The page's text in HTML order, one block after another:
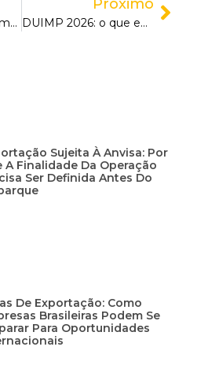
Conhecimento de embarque: entenda tudo sobre BL, AWB e CRT
Próximo
DUIMP 2026: o que empresas importadoras precisam revisar antes de registrar uma operação
Sujeita À Anvisa: Por
A Finalidade Da Operação
Ser Definida Antes Do
De Exportação: Como
Brasileiras Podem Se
Para Oportunidades